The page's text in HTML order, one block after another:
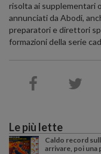
risolta ai supplementari
annunciati da Abodi,
preparatori e direttori
formazioni della serie
Le più lette
Caldo record
arrivare, poi una